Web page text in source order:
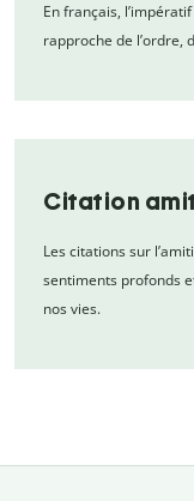
En français,
rapproche de l’ordre,
Citation
Les citations sur
sentiments profonds
nos vies.